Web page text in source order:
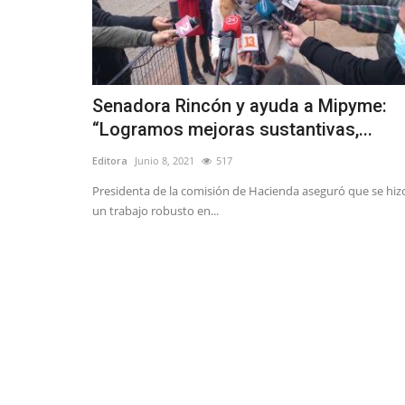
Senadora Rincón y ayuda a Mipyme:
“Logramos mejoras sustantivas,...
Editora Junio 8, 2021 517
Presidenta de la comisión de Hacienda aseguró que se
un trabajo robusto en...